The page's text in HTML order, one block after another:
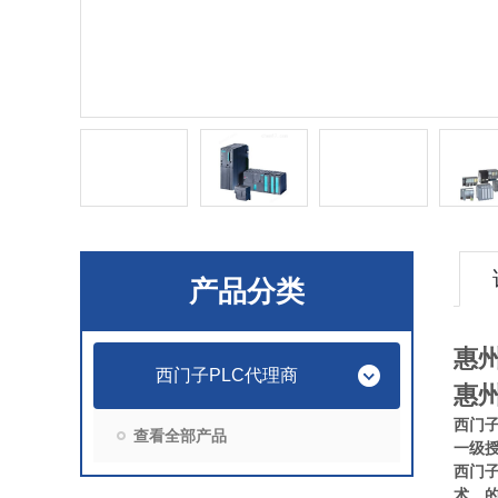
产品分类
西门子PLC代理商
查看全部产品
惠
惠
西门
一级
西门